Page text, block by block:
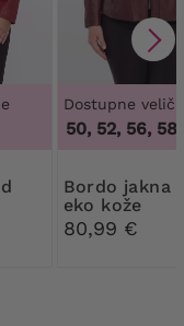
56, 58, 60
Dostupne
46, 48, 50, 52, 56, 58,
Bordo jakna od
eko kože
80,99 €